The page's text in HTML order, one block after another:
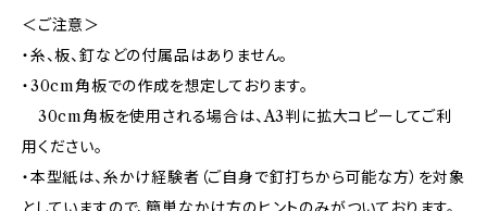
＜ご注意＞
・糸、板、釘などの付属品はありません。
・30cm角板での作成を想定しております。
30cm角板を使用される場合は、A3判に拡大コピーしてご利
用ください。
・本型紙は、糸かけ経験者（ご自身で釘打ちから可能な方）を対象